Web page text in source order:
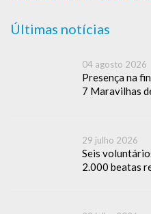
Últimas notícias
04 agosto 2026
Presença na
7 Maravilhas
29 julho 2026
Seis
2.000 beatas